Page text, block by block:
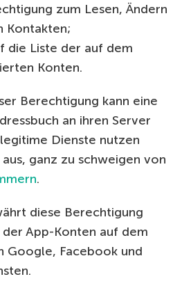
zum Lesen, Ändern
Kontakten;
die Liste der auf dem
Konten.
Berechtigung kann eine
an ihren Server
Dienste nutzen
ganz zu schweigen von
.
diese Berechtigung
App-Konten auf dem
Google, Facebook und